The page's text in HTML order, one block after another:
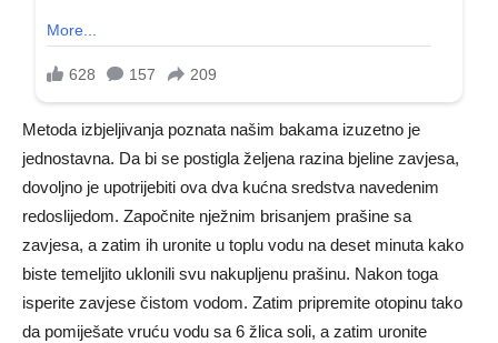
Metoda izbjeljivanja poznata našim bakama izuzetno je
jednostavna. Da bi se postigla željena razina bjeline zavjesa,
dovoljno je upotrijebiti ova dva kućna sredstva navedenim
redoslijedom. Započnite nježnim brisanjem prašine sa
zavjesa, a zatim ih uronite u toplu vodu na deset minuta kako
biste temeljito uklonili svu nakupljenu prašinu. Nakon toga
isperite zavjese čistom vodom. Zatim pripremite otopinu tako
da pomiješate vruću vodu sa 6 žlica soli, a zatim uronite